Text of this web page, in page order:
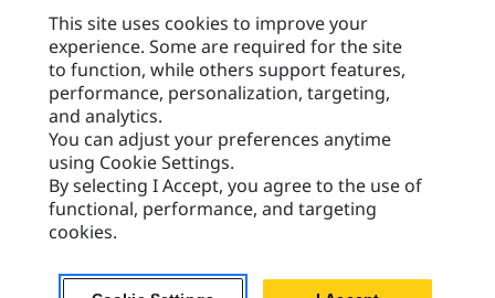
Moje Preferencje Marketingowe
Site Map
Cookie Settings
Legal
Privacy
Europe - Polish© 2026 Caterpillar. Wszelkie prawa zastrzeżone.
This site uses cookies to improve your
experience. Some are required for the site
to function, while others support features,
performance, personalization, targeting,
and analytics.
You can adjust your preferences anytime
using Cookie Settings.
By selecting I Accept, you agree to the use of
functional, performance, and targeting
cookies.